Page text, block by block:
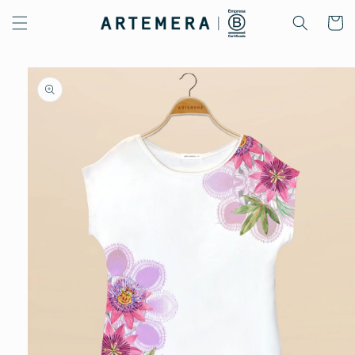
directamente
al contenido
Carrito
directamente
información